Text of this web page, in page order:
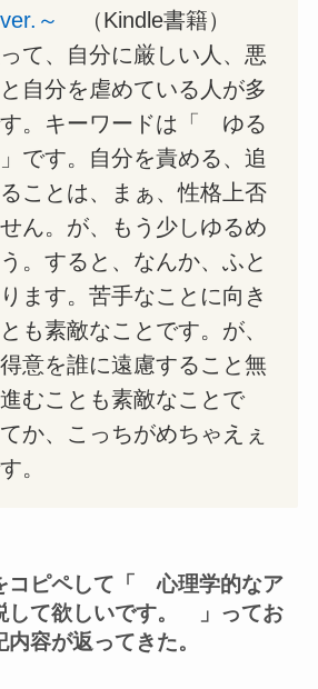
～
（Kindle書籍）
て、自分に厳しい人、悪
自分を虐めている人が多
。キーワードは「 ゆる
です。自分を責める、追
ことは、まぁ、性格上否
ん。が、もう少しゆるめ
。すると、なんか、ふと
ます。苦手なことに向き
も素敵なことです。が、
意を誰に遠慮すること無
むことも素敵なことで
か、こっちがめちゃえぇ
。
コピペして「 心理学的なア
して欲しいです。 」ってお
容が返ってきた。